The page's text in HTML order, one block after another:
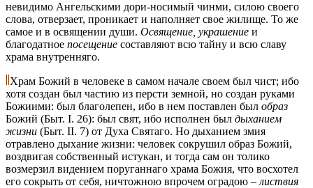
невидимо Ангельскими дори-носимый чинми, силою своего
слова, отверзает, проникает и наполняет свое жилище. То же
самое и в освящении души. Освящение, украшение и
благодатное посещение составляют всю тайну и всю славу
храма внутренняго.
Храм Божий в человеке в самом начале своем был чист; ибо
хотя создан был частию из персти земной, но создан руками
Божиими: был благолепен, ибо в нем поставлен был образ
Божий (Быт. I. 26): был свят, ибо исполнен был дыханием
жизни (Быт. II. 7) от Духа Святаго. Но дыханием змия
отравлено дыхание жизни: человек сокрушил образ Божий,
воздвигая собственный истукан, и тогда сам он толико
возмерзил видением поруганнаго храма Божия, что восхотел
его сокрыть от себя, ничтожною впрочем оградою – листвия